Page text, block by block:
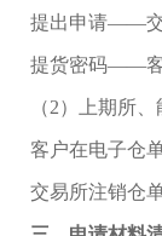
提出申请——
提货密码——客
（2）上期所
客户在电子仓
交易所注销仓